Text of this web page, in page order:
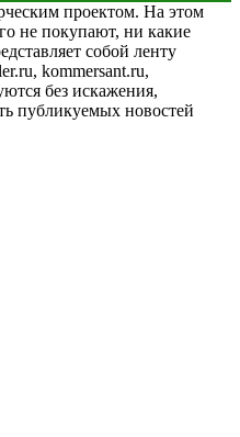
проектом. На этом
не покупают, ни какие
собой ленту
kommersant.ru,
без искажения,
публикуемых новостей